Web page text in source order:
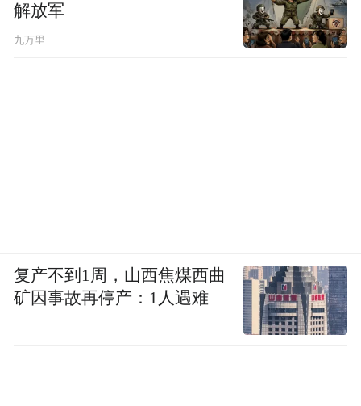
解放军
九万里
复产不到1周，山西焦煤西曲
矿因事故再停产：1人遇难